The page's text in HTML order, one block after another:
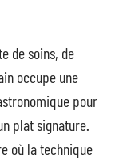
de soins, de
occupe une
pour
plat signature.
où la technique